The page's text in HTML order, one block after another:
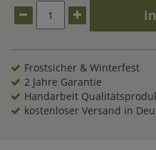
weitere Produkte im
exquisite
Buddha Figur , ein
dazu passenden Steintisch.
erhalten den Steinhocker
versandkostenfrei nach Hause.
Frostsicher & Winterfest
2 Jahre Garantie
Handarbeit
kostenloser Versand in